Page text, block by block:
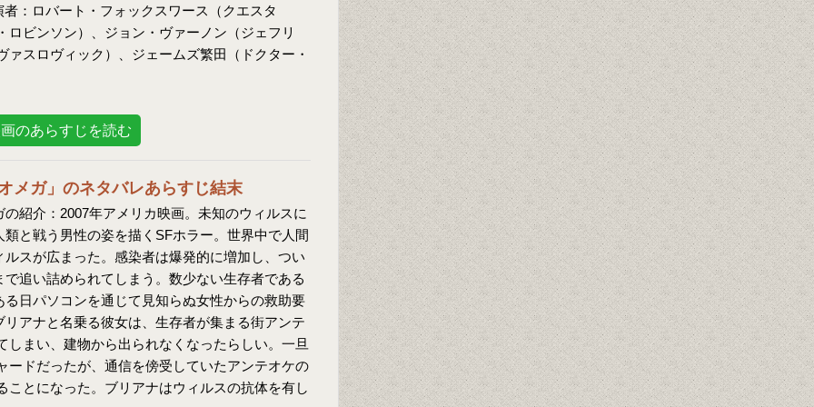
：ロバート・フォックスワース（クエスタ
ビンソン）、ジョン・ヴァーノン（ジェフリ
スロヴィック）、ジェームズ繁田（ドクター・
のあらすじを読む
メガ」のネタバレあらすじ結末
紹介：2007年アメリカ映画。未知のウィルスに
と戦う男性の姿を描くSFホラー。世界中で人間
スが広まった。感染者は爆発的に増加し、つい
追い詰められてしまう。数少ない生存者である
る日パソコンを通じて見知らぬ女性からの救助要
アナと名乗る彼女は、生存者が集まる街アンテ
まい、建物から出られなくなったらしい。一旦
ードだったが、通信を傍受していたアンテオケの
ことになった。ブリアナはウィルスの抗体を有し